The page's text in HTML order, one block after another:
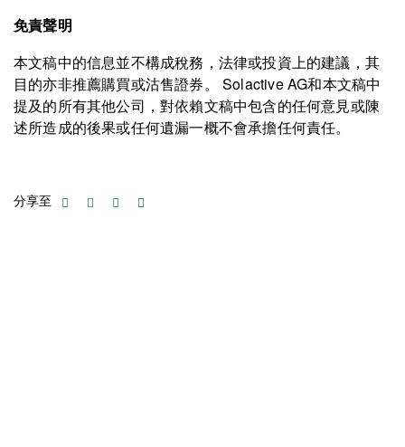
免責聲明
本文稿中的信息並不構成稅務，法律或投資上的建議，其
目的亦非推薦購買或沽售證券。 Solactive AG和本文稿中
提及的所有其他公司，對依賴文稿中包含的任何意見或陳
述所造成的後果或任何遺漏一概不會承擔任何責任。
分享至